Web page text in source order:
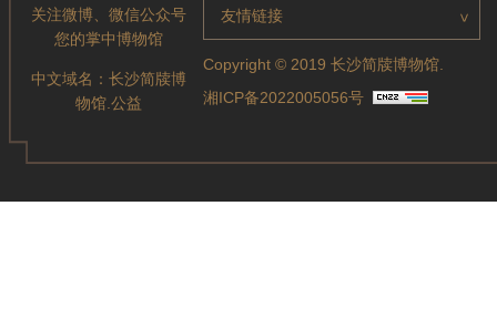
关注微博、微信公众号
您的掌中博物馆
中文域名： 长沙简牍博
物馆.公益
友情链接 >
Copyright © 2019 长沙简牍博物馆.
湘ICP备2022005056号